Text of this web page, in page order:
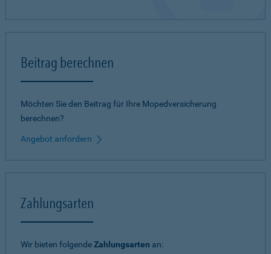
Beitrag berechnen
Möchten Sie den Beitrag für Ihre Mopedversicherung
berechnen?
Angebot anfordern
Zahlungsarten
Wir bieten folgendeZahlungsarten an: